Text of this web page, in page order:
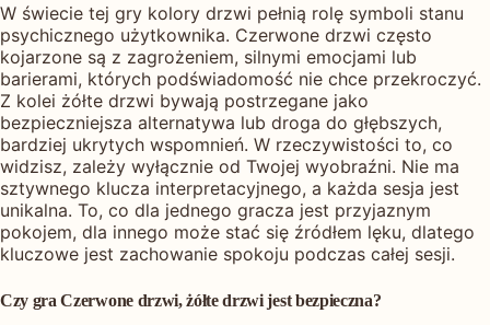
W świecie tej gry kolory drzwi pełnią rolę symboli stanu
psychicznego użytkownika. Czerwone drzwi często
kojarzone są z zagrożeniem, silnymi emocjami lub
barierami, których podświadomość nie chce przekroczyć.
Z kolei żółte drzwi bywają postrzegane jako
bezpieczniejsza alternatywa lub droga do głębszych,
bardziej ukrytych wspomnień. W rzeczywistości to, co
widzisz, zależy wyłącznie od Twojej wyobraźni. Nie ma
sztywnego klucza interpretacyjnego, a każda sesja jest
unikalna. To, co dla jednego gracza jest przyjaznym
pokojem, dla innego może stać się źródłem lęku, dlatego
kluczowe jest zachowanie spokoju podczas całej sesji.
Czy gra Czerwone drzwi, żółte drzwi jest bezpieczna?